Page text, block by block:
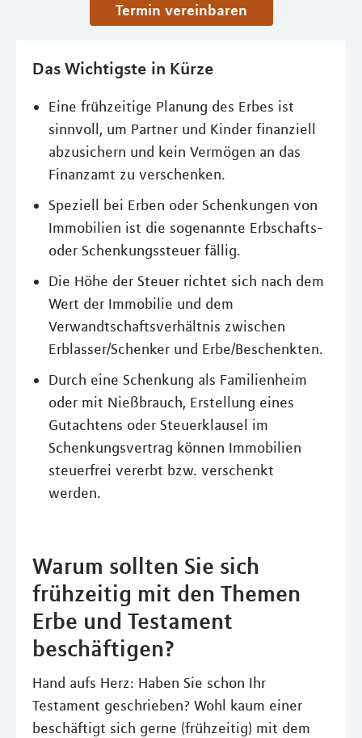
Termin vereinbaren
Das Wichtigste in Kürze
Eine frühzeitige Planung des Erbes ist
sinnvoll, um Partner und Kinder finanziell
abzusichern und kein Vermögen an das
Finanzamt zu verschenken.
Speziell bei Erben oder Schenkungen von
Immobilien ist die sogenannte Erbschafts-
oder Schenkungssteuer fällig.
Die Höhe der Steuer richtet sich nach dem
Wert der Immobilie und dem
Verwandtschaftsverhältnis zwischen
Erblasser/Schenker und Erbe/Beschenkten.
Durch eine Schenkung als Familienheim
oder mit Nießbrauch, Erstellung eines
Gutachtens oder Steuerklausel im
Schenkungsvertrag können Immobilien
steuerfrei vererbt bzw. verschenkt
werden.
Warum sollten Sie sich
frühzeitig mit den Themen
Erbe und Testament
beschäftigen?
Hand aufs Herz: Haben Sie schon Ihr
Testament geschrieben? Wohl kaum einer
beschäftigt sich gerne (frühzeitig) mit dem